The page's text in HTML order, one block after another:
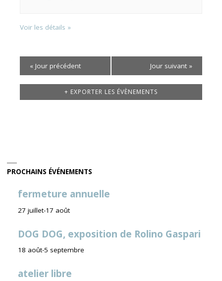
Voir les détails »
« Jour précédent Jour suivant »
+ EXPORTER LES ÉVÈNEMENTS
PROCHAINS ÉVÉNEMENTS
fermeture annuelle
27 juillet-17 août
DOG DOG, exposition de Rolino Gaspari
18 août-5 septembre
atelier libre